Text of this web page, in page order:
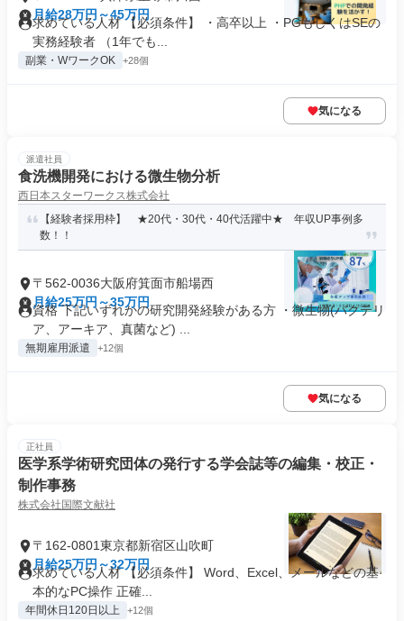
月給28万円～45万円
求めている人材 【必須条件】 ・高卒以上 ・PGもしくはSEの
実務経験者 （1年でも...
副業・WワークOK +28個
気になる
派遣社員
食洗機開発における微生物分析
西日本スターワークス株式会社
【経験者採用枠】 ★20代・30代・40代活躍中★ 年収UP事例多
数！！
〒562-0036大阪府箕面市船場西
月給25万円～35万円
資格 下記いずれかの研究開発経験がある方 ・微生物(バクテリ
ア、アーキア、真菌など) ...
無期雇用派遣 +12個
気になる
正社員
医学系学術研究団体の発行する学会誌等の編集・校正・
制作事務
株式会社国際文献社
〒162-0801東京都新宿区山吹町
月給25万円～32万円
求めている人材 【必須条件】 Word、Excel、メールなどの基
本的なPC操作 正確...
年間休日120日以上 +12個